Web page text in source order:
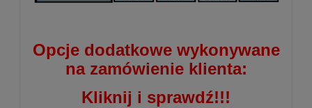
Opcje dodatkowe wykonywane
na zamówienie klienta:
Kliknij i sprawdź!!!